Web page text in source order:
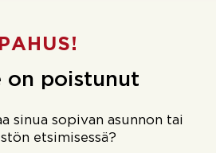
PAHUS!
on poistunut
sinua sopivan asunnon tai
etsimisessä?